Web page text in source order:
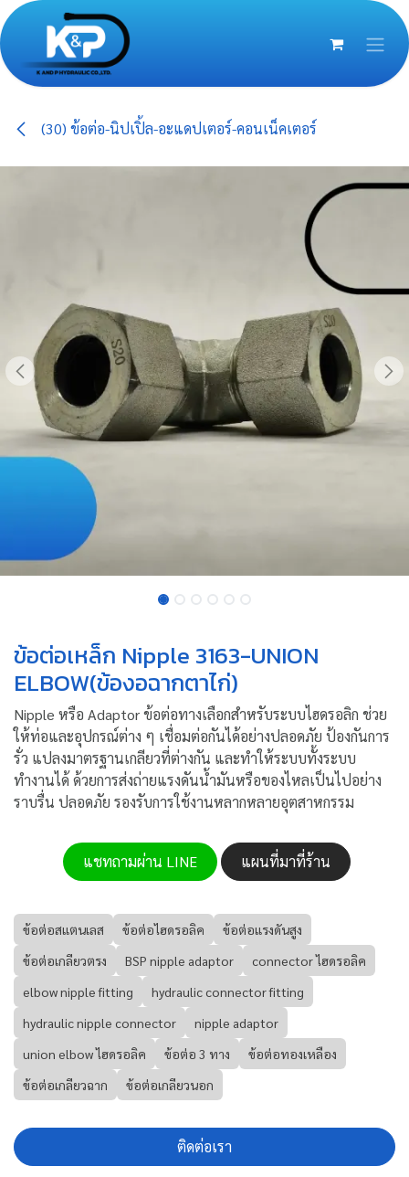
Skip to Content
(30) ข้อต่อ-นิปเปิ้ล-อะแดปเตอร์-คอนเน็คเตอร์
ข้อต่อเหล็ก Nipple 3163-UNION
ELBOW(ข้องอฉากตาไก่)
Nipple หรือ Adaptor ข้อต่อทางเลือกสำหรับระบบไฮดรอลิก ช่วย
ให้ท่อและอุปกรณ์ต่าง ๆ เชื่อมต่อกันได้อย่างปลอดภัย ป้องกันการ
รั่ว แปลงมาตรฐานเกลียวที่ต่างกัน และทำให้ระบบทั้งระบบ
ทำงานได้ ด้วยการส่งถ่ายแรงดันน้ำมันหรือของไหลเป็นไปอย่าง
ราบรื่น ปลอดภัย รองรับการใช้งานหลากหลายอุตสาหกรรม
แชทถามผ่าน LINE แผนที่มาที่ร้าน
ข้อต่อสแตนเลส ข้อต่อไฮดรอลิค
ข้อต่อแรงดันสูง
ข้อต่อเกลียวตรง
BSP nipple adaptor
connector ไฮดรอลิค
elbow nipple fitting
hydraulic connector fitting
hydraulic nipple connector
nipple adaptor
union elbow ไฮดรอลิค
ข้อต่อ 3 ทาง
ข้อต่อทองเหลือง
ข้อต่อเกลียวฉาก
ข้อต่อเกลียวนอก
ติดต่อเรา